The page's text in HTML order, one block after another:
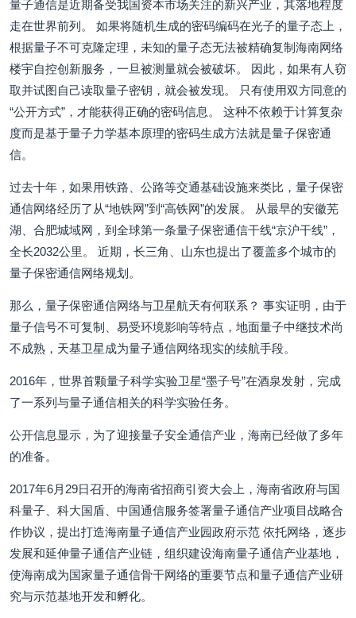
量子通信是近期备受我国资本市场关注的新兴产业，其落地程度
走在世界前列。 如果将随机生成的密码编码在光子的量子态上，
根据量子不可克隆定理，未知的量子态无法被精确复制海南网络
楼宇自控创新服务，一旦被测量就会被破坏。 因此，如果有人窃
取并试图自己读取量子密钥，就会被发现。 只有使用双方同意的
“公开方式”，才能获得正确的密码信息。 这种不依赖于计算复杂
度而是基于量子力学基本原理的密码生成方法就是量子保密通
信。
过去十年，如果用铁路、公路等交通基础设施来类比，量子保密
通信网络经历了从“地铁网”到“高铁网”的发展。 从最早的安徽芜
湖、合肥城域网，到全球第一条量子保密通信干线“京沪干线”，
全长2032公里。 近期，长三角、山东也提出了覆盖多个城市的
量子保密通信网络规划。
那么，量子保密通信网络与卫星航天有何联系？ 事实证明，由于
量子信号不可复制、易受环境影响等特点，地面量子中继技术尚
不成熟，天基卫星成为量子通信网络现实的续航手段。
2016年，世界首颗量子科学实验卫星“墨子号”在酒泉发射，完成
了一系列与量子通信相关的科学实验任务。
公开信息显示，为了迎接量子安全通信产业，海南已经做了多年
的准备。
2017年6月29日召开的海南省招商引资大会上，海南省政府与国
科量子、科大国盾、中国通信服务签署量子通信产业项目战略合
作协议，提出打造海南量子通信产业园政府示范 依托网络，逐步
发展和延伸量子通信产业链，组织建设海南量子通信产业基地，
使海南成为国家量子通信骨干网络的重要节点和量子通信产业研
究与示范基地开发和孵化。